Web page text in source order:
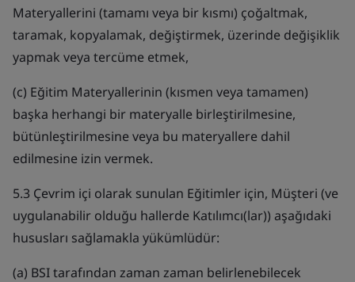
Materyallerini (tamamı veya bir kısmı) çoğaltmak,
taramak, kopyalamak, değiştirmek, üzerinde değişiklik
yapmak veya tercüme etmek,
(c) Eğitim Materyallerinin (kısmen veya tamamen)
başka herhangi bir materyalle birleştirilmesine,
bütünleştirilmesine veya bu materyallere dahil
edilmesine izin vermek.
5.3 Çevrim içi olarak sunulan Eğitimler için, Müşteri (ve
uygulanabilir olduğu hallerde Katılımcı(lar)) aşağıdaki
hususları sağlamakla yükümlüdür:
(a) BSI tarafından zaman zaman belirlenebilecek